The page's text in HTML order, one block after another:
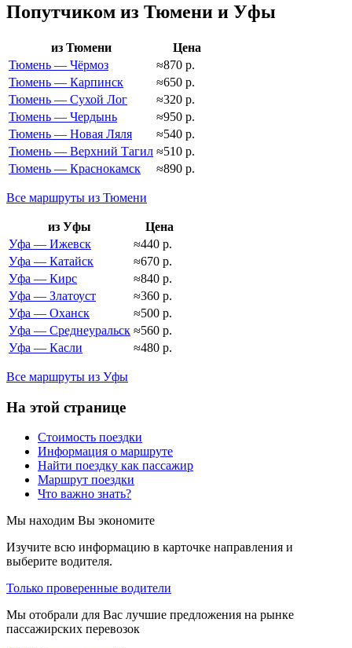
Попутчиком из Тюмени и Уфы
из Тюмени
Цена
Тюмень — Чёрмоз
≈870 р.
Тюмень — Карпинск
≈650 р.
Тюмень — Сухой Лог
≈320 р.
Тюмень — Чердынь
≈950 р.
Тюмень — Новая Ляля
≈540 р.
Тюмень — Верхний Тагил ≈510 р.
Тюмень — Краснокамск
≈890 р.
Все маршруты из Тюмени
из Уфы
Цена
Уфа — Ижевск
≈440 р.
Уфа — Катайск
≈670 р.
Уфа — Кирс
≈840 р.
Уфа — Златоуст
≈360 р.
Уфа — Оханск
≈500 р.
Уфа — Среднеуральск ≈560 р.
Уфа — Касли
≈480 р.
Все маршруты из Уфы
На этой странице
Стоимость поездки
Информация о маршруте
Найти поездку как пассажир
Маршрут поездки
Что важно знать?
Мы находим Вы экономите
Изучите всю информацию в карточке направления и
выберите водителя.
Только проверенные водители
Мы отобрали для Вас лучшие предложения на рынке
пассажирских перевозок